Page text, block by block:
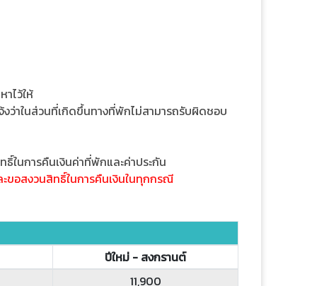
ไว้ให้
ว่าในส่วนที่เกิดขึ้นทางที่พักไม่สามารถรับผิดชอบ
ในการคืนเงินค่าที่พักและค่าประกัน
ขอสงวนสิทธิ์ในการคืนเงินในทุกกรณี
ปีใหม่ - สงกรานต์
11,900